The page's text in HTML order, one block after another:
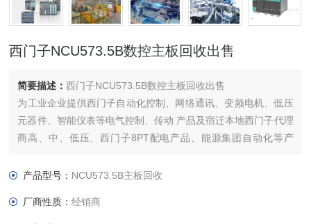
西门子NCU573.5B数控主板回收出售
简要描述：西门子NCU573.5B数控主板回收出售
为工业企业提供西门子自动化控制、网络通讯、变频电机、低压
元器件、智能仪表等电气控制、传动 产品及宿迁本地西门子代理
商高、中、低压、西门子8PT配电产品、能源集团自动化等产
本公司专业销售西门子各系列产品，为工业企业提供西门子自动
制、传动 产品及高、中
产品型号： NCU573.5B主板回收
厂商性质：经销商